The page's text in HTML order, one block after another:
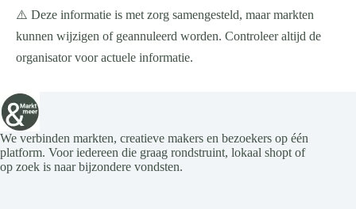
⚠️ Deze informatie is met zorg samengesteld, maar markten
kunnen wijzigen of geannuleerd worden. Controleer altijd de
organisator voor actuele informatie.
We verbinden markten, creatieve makers en bezoekers op één
platform. Voor iedereen die graag rondstruint, lokaal shopt of
op zoek is naar bijzondere vondsten.